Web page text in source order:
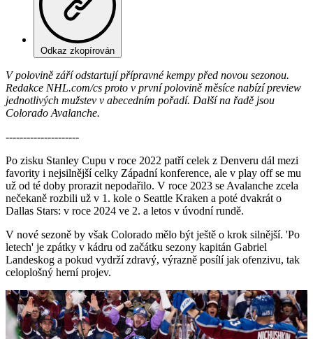
Odkaz zkopírován
V polovině září odstartují přípravné kempy před novou sezonou.
Redakce NHL.com/cs proto v první polovině měsíce nabízí preview
jednotlivých mužstev v abecedním pořadí. Další na řadě jsou
Colorado Avalanche.
---------------------
Po zisku Stanley Cupu v roce 2022 patří celek z Denveru dál mezi
favority i nejsilnější celky Západní konference, ale v play off se mu
už od té doby prorazit nepodařilo. V roce 2023 se Avalanche zcela
nečekaně rozbili už v 1. kole o Seattle Kraken a poté dvakrát o
Dallas Stars: v roce 2024 ve 2. a letos v úvodní rundě.
V nové sezoně by však Colorado mělo být ještě o krok silnější. 'Po
letech' je zpátky v kádru od začátku sezony kapitán Gabriel
Landeskog a pokud vydrží zdravý, výrazně posílí jak ofenzivu, tak
celoplošný herní projev.